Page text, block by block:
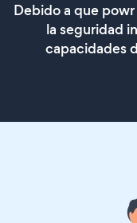
Debido a que
la seguridad
capacidades